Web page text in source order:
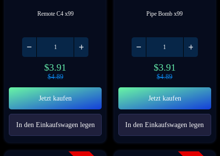
Remote C4 x99
$3.91
$4.89
Jetzt kaufen
In den Einkaufswagen legen
Pipe Bomb x99
$3.91
$4.89
Jetzt kaufen
In den Einkaufswagen legen